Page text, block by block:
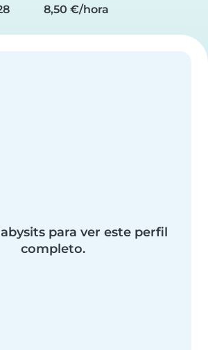
8,50 €/hora
para ver este perfil
completo.